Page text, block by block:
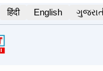
हिंदी English